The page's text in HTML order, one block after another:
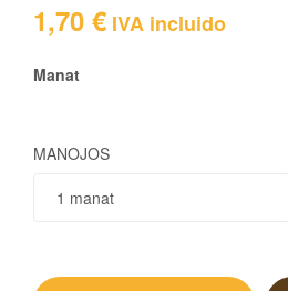
1,70 € IVA incluido
Manat
MANOJOS